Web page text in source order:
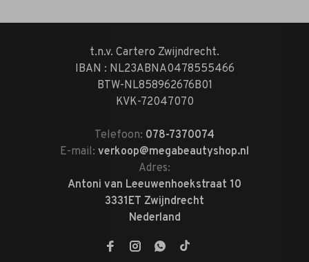
t.n.v. Cartero Zwijndrecht.
IBAN : NL23ABNA0478555466
BTW-NL858962676B01
KVK-72047070
Telefoon: 078-7370074
E-mail: verkoop@megabeautyshop.nl
Adres:
Antoni van Leeuwenhoekstraat 10
3331ET Zwijndrecht
Nederland